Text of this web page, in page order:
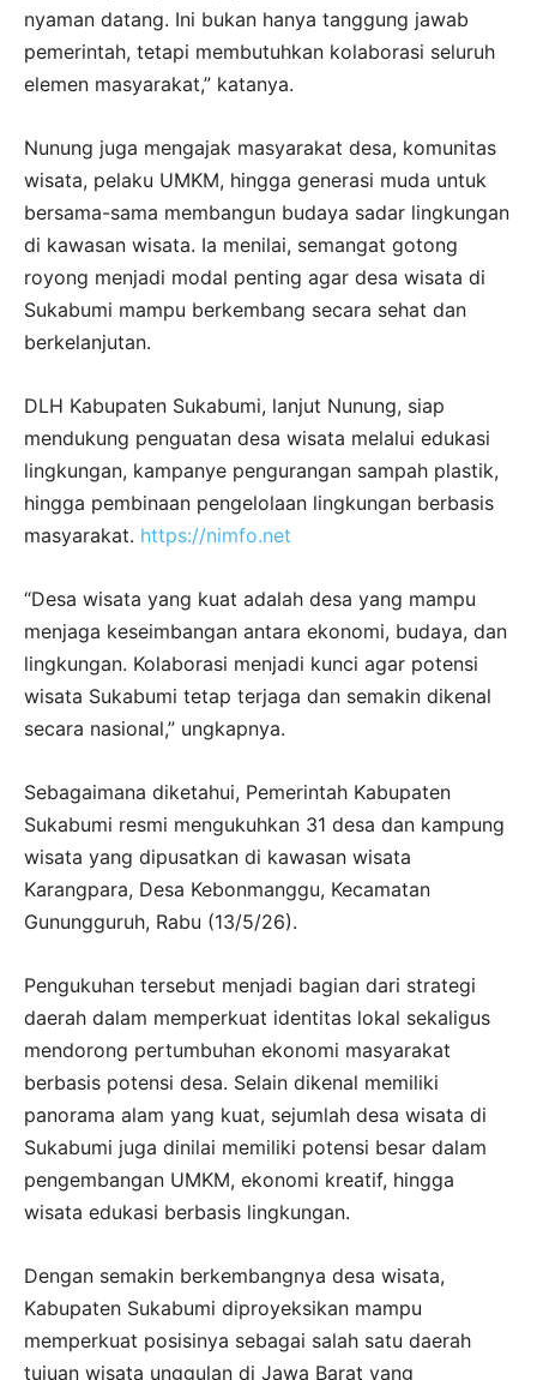
nyaman datang. Ini bukan hanya tanggung jawab
pemerintah, tetapi membutuhkan kolaborasi seluruh
elemen masyarakat,” katanya.
Nunung juga mengajak masyarakat desa, komunitas
wisata, pelaku UMKM, hingga generasi muda untuk
bersama-sama membangun budaya sadar lingkungan
di kawasan wisata. Ia menilai, semangat gotong
royong menjadi modal penting agar desa wisata di
Sukabumi mampu berkembang secara sehat dan
berkelanjutan.
DLH Kabupaten Sukabumi, lanjut Nunung, siap
mendukung penguatan desa wisata melalui edukasi
lingkungan, kampanye pengurangan sampah plastik,
hingga pembinaan pengelolaan lingkungan berbasis
masyarakat. https://nimfo.net
“Desa wisata yang kuat adalah desa yang mampu
menjaga keseimbangan antara ekonomi, budaya, dan
lingkungan. Kolaborasi menjadi kunci agar potensi
wisata Sukabumi tetap terjaga dan semakin dikenal
secara nasional,” ungkapnya.
Sebagaimana diketahui, Pemerintah Kabupaten
Sukabumi resmi mengukuhkan 31 desa dan kampung
wisata yang dipusatkan di kawasan wisata
Karangpara, Desa Kebonmanggu, Kecamatan
Gunungguruh, Rabu (13/5/26).
Pengukuhan tersebut menjadi bagian dari strategi
daerah dalam memperkuat identitas lokal sekaligus
mendorong pertumbuhan ekonomi masyarakat
berbasis potensi desa. Selain dikenal memiliki
panorama alam yang kuat, sejumlah desa wisata di
Sukabumi juga dinilai memiliki potensi besar dalam
pengembangan UMKM, ekonomi kreatif, hingga
wisata edukasi berbasis lingkungan.
Dengan semakin berkembangnya desa wisata,
Kabupaten Sukabumi diproyeksikan mampu
memperkuat posisinya sebagai salah satu daerah
tujuan wisata unggulan di Jawa Barat yang